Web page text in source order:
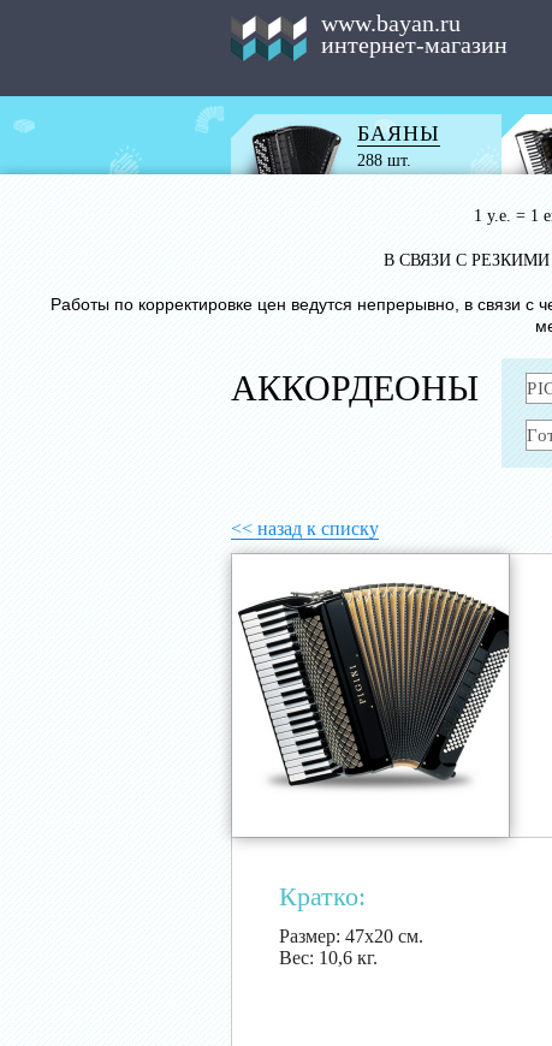
www.bayan.ru
интернет-магазин
БАЯНЫ
288 шт.
1 у.е. = 1
В СВЯЗИ С
Работы по корректировке цен ведутся непрерывно, в связи
АККОРДЕОНЫ
<< назад к списку
Кратко:
Размер: 47х20 см.
Вес: 10,6 кг.